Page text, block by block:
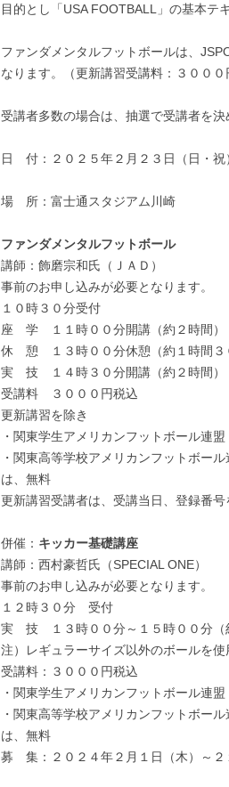
目的とし「USA FOOTBALL」の基本テ
ファンダメンタルフットボールは、
なります。（更新講習受講料：３００
受講者多数の場合は、抽選で受講者を
日 付：２０２５年２月２３日（日・祝
場 所：富士通スタジアム川崎
ファンダメンタルフットボール
講師：飾磨宗和氏（ＪＡＤ）
事前のお申し込みが必要となります。
１０時３０分受付
座 学 １１時００分開講（約２時間）
休 憩 １３時００分休憩（約１時間３
実 技 １４時３０分開講（約２時間）
受講料 ３０００円税込
更新講習を除き
・関東学生アメリカンフットボール連
・関東高等学校アメリカンフットボー
は、無料
更新講習受講者は、受講当日、登録番
併催： キッカー基礎講座
講師：西村豪哲氏（SPECIAL ONE）
事前のお申し込みが必要となります。
１２時３０分 受付
実 技 １３時００分～１５時００分（
注）レギュラーサイズ以外のボールを
受講料：３０００円税込
・関東学生アメリカンフットボール連
・関東高等学校アメリカンフットボー
は、無料
募 集：２０２４年２月１日（木）～２